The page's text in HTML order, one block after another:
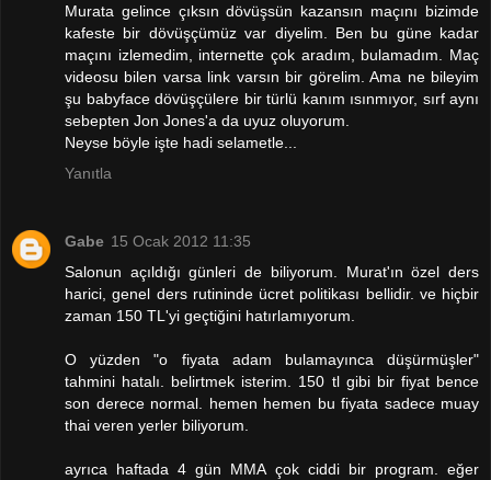
Murata gelince çıksın dövüşsün kazansın maçını bizimde
kafeste bir dövüşçümüz var diyelim. Ben bu güne kadar
maçını izlemedim, internette çok aradım, bulamadım. Maç
videosu bilen varsa link varsın bir görelim. Ama ne bileyim
şu babyface dövüşçülere bir türlü kanım ısınmıyor, sırf aynı
sebepten Jon Jones'a da uyuz oluyorum.
Neyse böyle işte hadi selametle...
Yanıtla
Gabe 15 Ocak 2012 11:35
Salonun açıldığı günleri de biliyorum. Murat'ın özel ders
harici, genel ders rutininde ücret politikası bellidir. ve hiçbir
zaman 150 TL'yi geçtiğini hatırlamıyorum.
O yüzden "o fiyata adam bulamayınca düşürmüşler"
tahmini hatalı. belirtmek isterim. 150 tl gibi bir fiyat bence
son derece normal. hemen hemen bu fiyata sadece muay
thai veren yerler biliyorum.
ayrıca haftada 4 gün MMA çok ciddi bir program. eğer